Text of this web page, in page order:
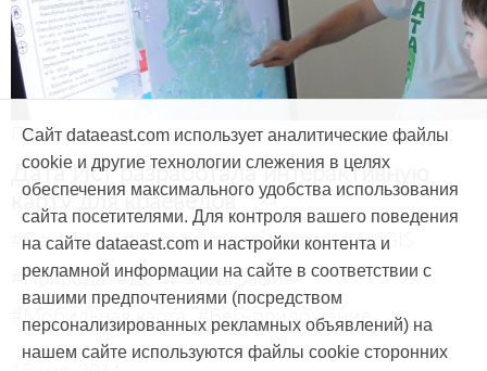
Продукты и услуги
Дата Ист разработала интерактивную
карту для краеведов
#CarryMap #Интерактивная карта #ArcGIS
#Природа #Дети #География
#Мобильная карта #Веб-приложение
Сайт dataeast.com использует аналитические файлы
cookie и другие технологии слежения в целях
обеспечения максимального удобства использования
сайта посетителями. Для контроля вашего поведения
на сайте dataeast.com и настройки контента и
рекламной информации на сайте в соответствии с
вашими предпочтениями (посредством
персонализированных рекламных объявлений) на
нашем сайте используются файлы cookie сторонних